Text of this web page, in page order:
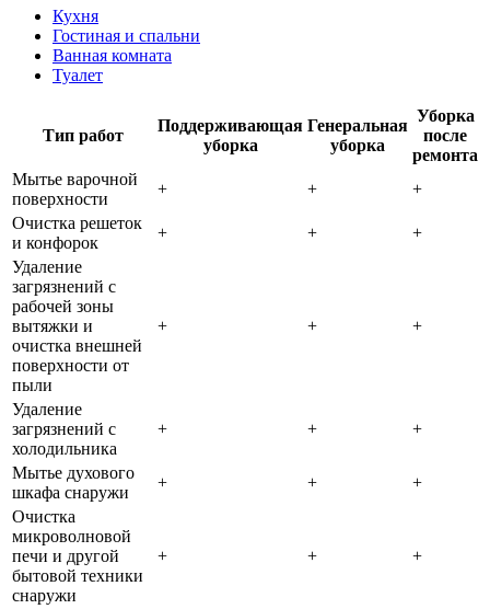
Кухня
Гостиная и спальни
Ванная комната
Туалет
Тип работ
Поддерживающая
уборка
Генеральная
уборка
Уборка
после
ремонта
Мытье варочной
поверхности
+ +
+
Очистка решеток
и конфорок
+ +
+
Удаление
загрязнений с
рабочей зоны
вытяжки и
очистка внешней
поверхности от
пыли
+ + +
Удаление
загрязнений с
холодильника
+ + +
Мытье духового
шкафа снаружи
+ +
+
Очистка
микроволновой
печи и другой
бытовой техники
снаружи
+ + +